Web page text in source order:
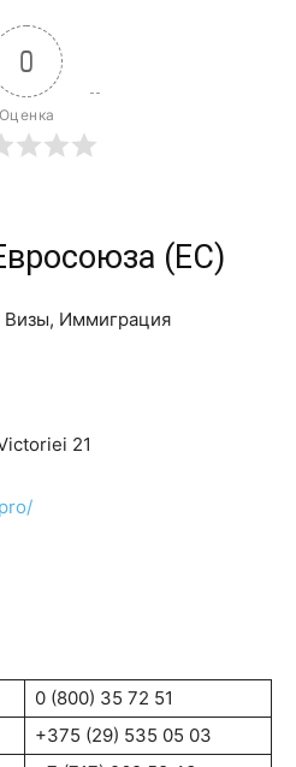
0
Оценка
(ЕС)
Визы, Иммиграция
21
0 (800) 35 72 51
+375 (29) 535 05 03